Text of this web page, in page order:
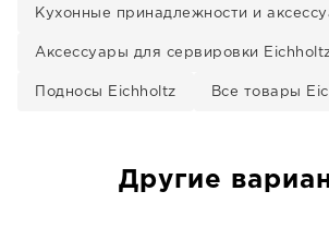
Кухонные принадлежности и
Аксессуары для сервировки
Подносы Eichholtz Все товары
Другие